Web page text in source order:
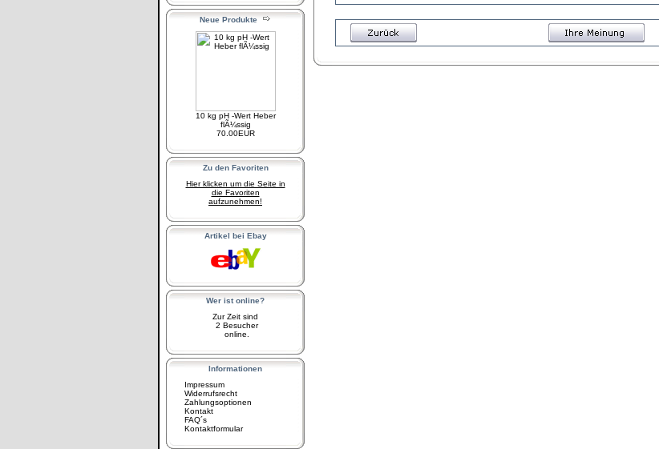
Neue Produkte
10 kg pH -Wert Heber
flÃ¼ssig
70.00EUR
Zu den Favoriten
Hier klicken um die Seite in
die Favoriten
aufzunehmen!
Artikel bei Ebay
Wer ist online?
Zur Zeit sind
2 Besucher
online.
Informationen
Impressum
Widerrufsrecht
Zahlungsoptionen
Kontakt
FAQ´s
Kontaktformular